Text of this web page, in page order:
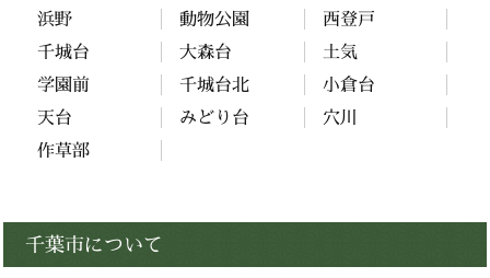
浜野
動物公園
西登戸
千城台
大森台
土気
学園前
千城台北
小倉台
天台
みどり台
穴川
作草部
千葉市について